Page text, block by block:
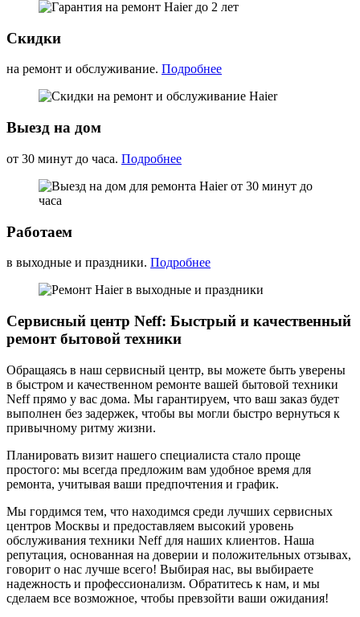
Скидки
на ремонт и обслуживание. Подробнее
Выезд на дом
от 30 минут до часа. Подробнее
Работаем
в выходные и праздники. Подробнее
Сервисный центр Neff: Быстрый и качественный
ремонт бытовой техники
Обращаясь в наш сервисный центр, вы можете быть уверены
в быстром и качественном ремонте вашей бытовой техники
Neff прямо у вас дома. Мы гарантируем, что ваш заказ будет
выполнен без задержек, чтобы вы могли быстро вернуться к
привычному ритму жизни.
Планировать визит нашего специалиста стало проще
простого: мы всегда предложим вам удобное время для
ремонта, учитывая ваши предпочтения и график.
Мы гордимся тем, что находимся среди лучших сервисных
центров Москвы и предоставляем высокий уровень
обслуживания техники Neff для наших клиентов. Наша
репутация, основанная на доверии и положительных отзывах,
говорит о нас лучше всего! Выбирая нас, вы выбираете
надежность и профессионализм. Обратитесь к нам, и мы
сделаем все возможное, чтобы превзойти ваши ожидания!